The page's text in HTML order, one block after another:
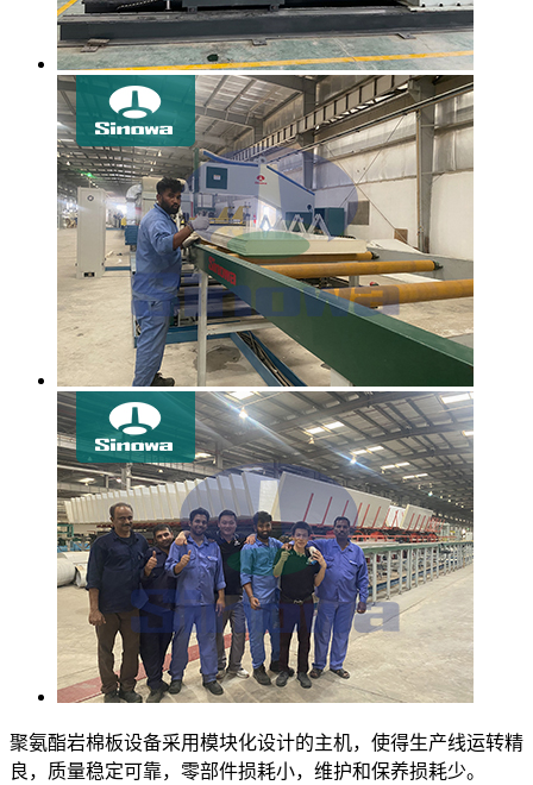
聚氨酯岩棉板设备采用模块化设计的主机，使得生产线运转精
良，质量稳定可靠，零部件损耗小，维护和保养损耗少。